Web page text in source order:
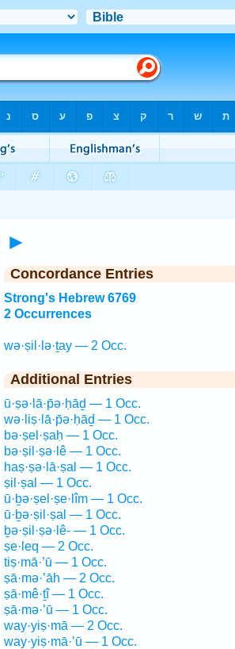
►
Concordance Entries
Strong's Hebrew 6769
2 Occurrences
wə·ṣil·lə·ṯay — 2 Occ.
Additional Entries
ū·ṣə·lā·p̄ə·ḥāḏ — 1 Occ.
wə·liṣ·lā·p̄ə·ḥāḏ — 1 Occ.
bə·ṣel·ṣaḥ — 1 Occ.
bə·ṣil·ṣə·lê — 1 Occ.
haṣ·ṣə·lā·ṣal — 1 Occ.
ṣil·ṣal — 1 Occ.
ū·ḇə·ṣel·ṣe·lîm — 1 Occ.
ū·ḇə·ṣil·ṣal — 1 Occ.
ḇə·ṣil·ṣə·lê- — 1 Occ.
ṣe·leq — 2 Occ.
tiṣ·mā·’ū — 1 Occ.
ṣā·mə·’āh — 2 Occ.
ṣā·mê·ṯî — 1 Occ.
ṣā·mə·’ū — 1 Occ.
way·yiṣ·mā — 2 Occ.
way·yiṣ·mā·’ū — 1 Occ.